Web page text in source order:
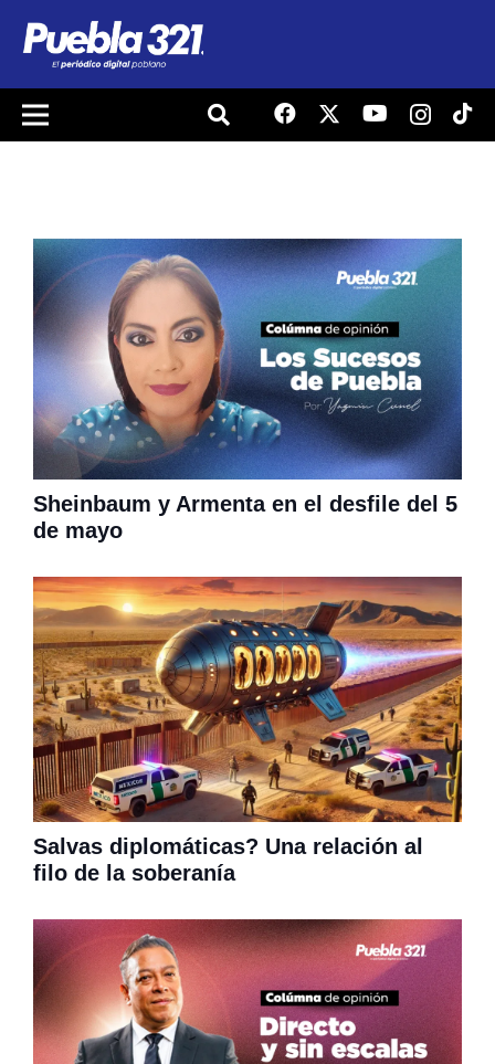
Sheinbaum y Armenta en el desfile del 5
de mayo
Salvas diplomáticas? Una relación al
filo de la soberanía